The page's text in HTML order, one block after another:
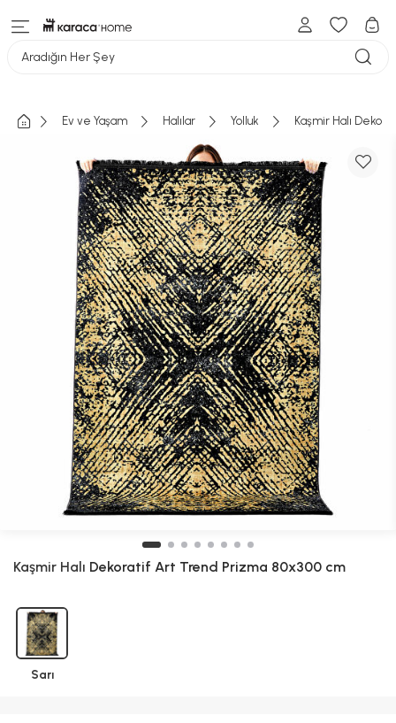
Aradığın Her Şey
Ev ve Yaşam Halılar Yolluk Kaşmir Halı
Kaşmir Halı Dekoratif Art Trend Prizma 80x300 cm
Sarı